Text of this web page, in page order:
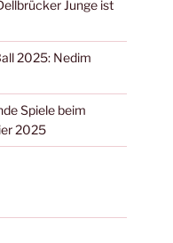
Junge ist
2025: Nedim
Spiele beim
2025